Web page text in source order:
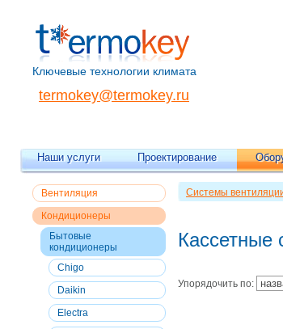
Ключевые технологии климата
termokey@termokey.ru
Наши услуги Проектирование
Вентиляция
Кондиционеры
Бытовые
кондиционеры
Chigo
Daikin
Electra
Системы
Кассетные
Упорядочить по: